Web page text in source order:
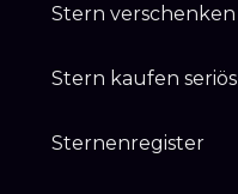
Stern verschenken
Stern kaufen seriös
Sternenregister